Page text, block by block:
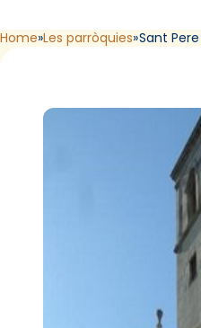
Home Les parròquies Sant